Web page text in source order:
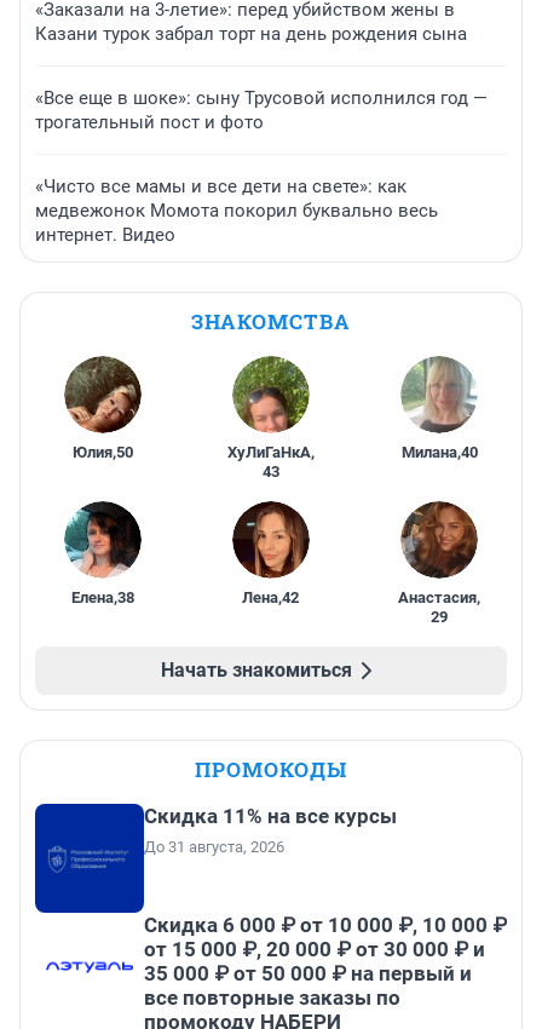
«Заказали на 3-летие»: перед убийством жены в
Казани турок забрал торт на день рождения сына
«Все еще в шоке»: сыну Трусовой исполнился год —
трогательный пост и фото
«Чисто все мамы и все дети на свете»: как
медвежонок Момота покорил буквально весь
интернет. Видео
ЗНАКОМСТВА
Юлия,50 ХуЛиГаНкА,
43
Милана,40
Елена,38 Лена,42 Анастасия,
29
Начать знакомиться
ПРОМОКОДЫ
Скидка 11% на все курсы
До 31 августа, 2026
Скидка 6 000 ₽ от 10 000 ₽, 10 000 ₽
от 15 000 ₽, 20 000 ₽ от 30 000 ₽ и
35 000 ₽ от 50 000 ₽ на первый и
все повторные заказы по
промокоду НАБЕРИ